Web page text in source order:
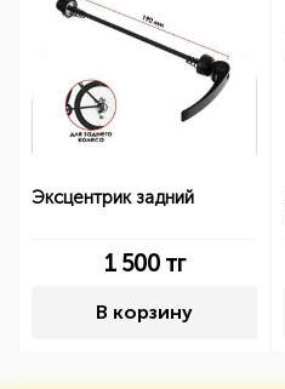
Эксцентрик задний
1 500тг
В корзину